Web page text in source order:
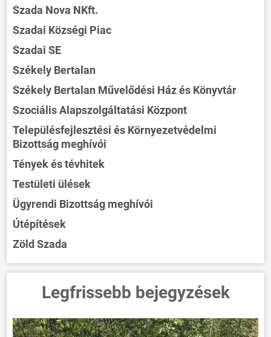
Szada Nova NKft.
Szadai Községi Piac
Szadai SE
Székely Bertalan
Székely Bertalan Művelődési Ház és Könyvtár
Szociális Alapszolgáltatási Központ
Településfejlesztési és Környezetvédelmi
Bizottság meghívói
Tények és tévhitek
Testületi ülések
Ügyrendi Bizottság meghívói
Útépítések
Zöld Szada
Legfrissebb bejegyzések